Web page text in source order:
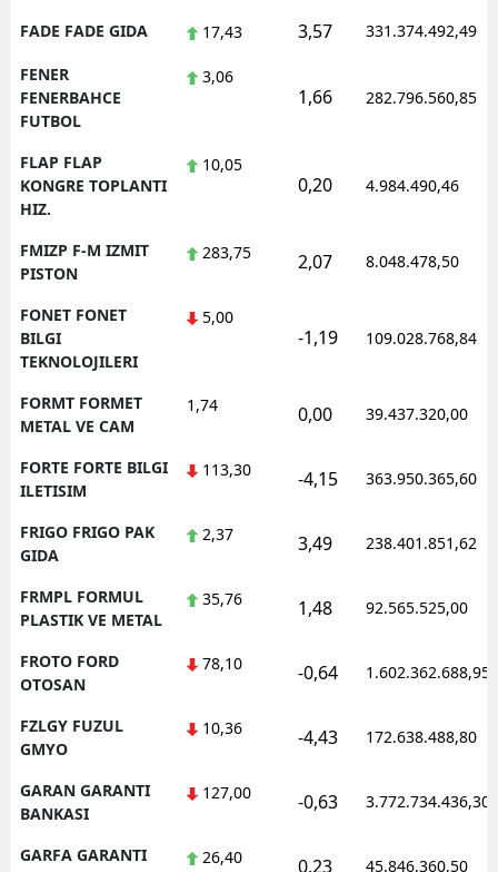
FADE FADE GIDA 17,43 3,57 331.374.492,49
FENER
FENERBAHCE
FUTBOL
3,06
1,66 282.796.560,85
FLAP FLAP
KONGRE TOPLANTI
HIZ.
10,05
0,20 4.984.490,46
FMIZP F-M IZMIT
PISTON
283,75 2,07 8.048.478,50
FONET FONET
BILGI
TEKNOLOJILERI
5,00
-1,19 109.028.768,84
FORMT FORMET
METAL VE CAM
1,74 0,00 39.437.320,00
FORTE FORTE BILGI
ILETISIM
113,30 -4,15 363.950.365,60
FRIGO FRIGO PAK
GIDA
2,37 3,49 238.401.851,62
FRMPL FORMUL
PLASTIK VE METAL
35,76 1,48 92.565.525,00
FROTO FORD
OTOSAN
78,10 -0,64 1.602.362.688,95
FZLGY FUZUL
GMYO
10,36 -4,43 172.638.488,80
GARAN GARANTI
BANKASI
127,00 -0,63 3.772.734.436,30
GARFA GARANTI
26,40 0,23 45.846.360,50